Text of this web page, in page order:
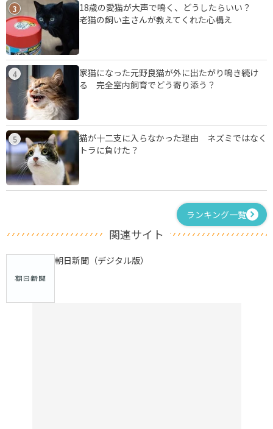
3
18歳の愛猫が大声で鳴く、どうしたらいい？
老猫の飼い主さんが教えてくれた心構え
4
家猫になった元野良猫が外に出たがり鳴き続け
る 完全室内飼育でどう寄り添う？
5
猫が十二支に入らなかった理由 ネズミではなく
トラに負けた？
ランキング一覧
関連サイト
朝日新聞（デジタル版）